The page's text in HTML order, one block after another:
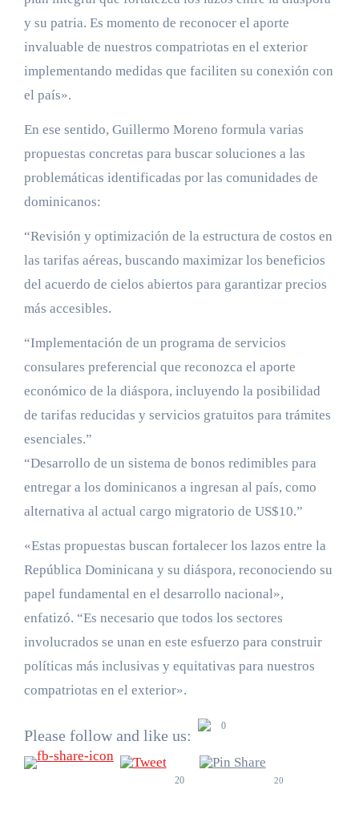
y su patria. Es momento de reconocer el aporte
invaluable de nuestros compatriotas en el exterior
implementando medidas que faciliten su conexión con
el país».
En ese sentido, Guillermo Moreno formula varias
propuestas concretas para buscar soluciones a las
problemáticas identificadas por las comunidades de
dominicanos:
“Revisión y optimización de la estructura de costos en
las tarifas aéreas, buscando maximizar los beneficios
del acuerdo de cielos abiertos para garantizar precios
más accesibles.
“Implementación de un programa de servicios
consulares preferencial que reconozca el aporte
económico de la diáspora, incluyendo la posibilidad
de tarifas reducidas y servicios gratuitos para trámites
esenciales.”
“Desarrollo de un sistema de bonos redimibles para
entregar a los dominicanos a ingresan al país, como
alternativa al actual cargo migratorio de US$10.”
«Estas propuestas buscan fortalecer los lazos entre la
República Dominicana y su diáspora, reconociendo su
papel fundamental en el desarrollo nacional»,
enfatizó. “Es necesario que todos los sectores
involucrados se unan en este esfuerzo para construir
políticas más inclusivas y equitativas para nuestros
compatriotas en el exterior».
Please follow and like us:
0
20 20